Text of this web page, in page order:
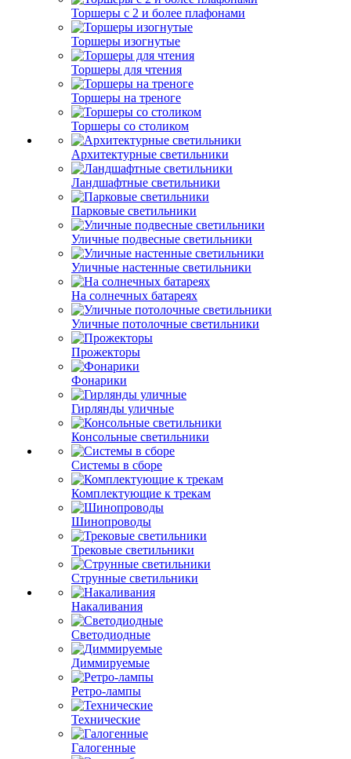
Торшеры с 2 и более плафонами
Торшеры изогнутые
Торшеры для чтения
Торшеры на треноге
Торшеры со столиком
Архитектурные светильники
Ландшафтные светильники
Парковые светильники
Уличные подвесные светильники
Уличные настенные светильники
На солнечных батареях
Уличные потолочные светильники
Прожекторы
Фонарики
Гирлянды уличные
Консольные светильники
Системы в сборе
Комплектующие к трекам
Шинопроводы
Трековые светильники
Струнные светильники
Накаливания
Светодиодные
Диммируемые
Ретро-лампы
Технические
Галогенные